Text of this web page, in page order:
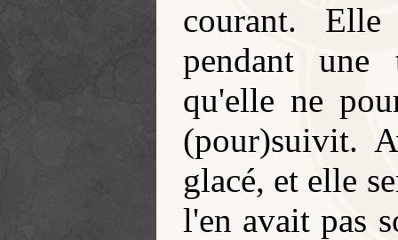
courant.
pendant une
qu'elle ne
(pour)suivit.
glacé, et elle
l'en avait pas